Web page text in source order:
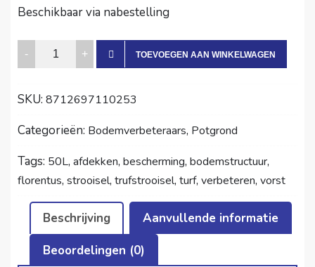
Beschikbaar via nabestelling
Turfstrooisel
50L
TOEVOEGEN AAN WINKELWAGEN
SKU: 8712697110253
Categorieën: Bodemverbeteraars, Potgrond
Tags: 50L, afdekken, bescherming, bodemstructuur,
florentus, strooisel, trufstrooisel, turf, verbeteren, vorst
Beschrijving
Aanvullende informatie
Beoordelingen (0)